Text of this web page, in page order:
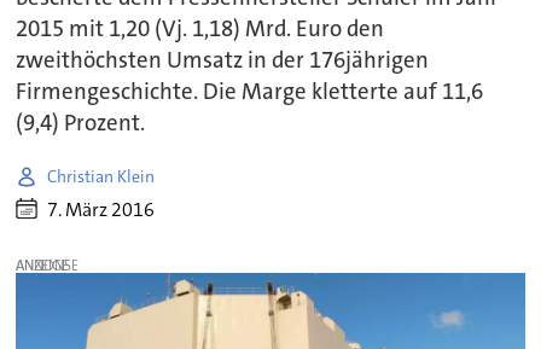
2015 mit 1,20 (Vj. 1,18) Mrd. Euro den
zweithöchsten Umsatz in der 176jährigen
Firmengeschichte. Die Marge kletterte auf 11,6
(9,4) Prozent.
Christian Klein
7. März 2016
ANZEIGE